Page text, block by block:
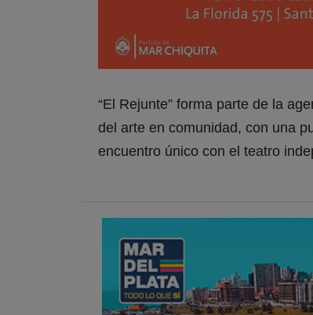
“El Rejunte” forma parte de la
del arte en comunidad, con una
encuentro único con el teatro